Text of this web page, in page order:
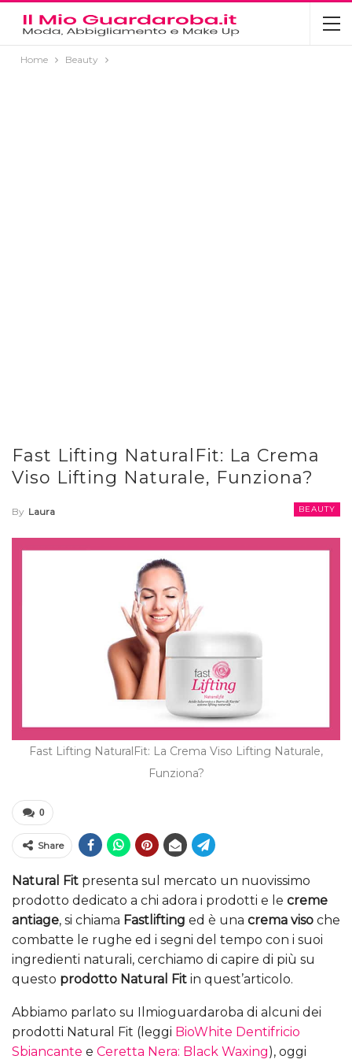
Home Beauty
Fast Lifting NaturalFit: La Crema
Viso Lifting Naturale, Funziona?
BEAUTY
By Laura
Fast Lifting NaturalFit: La Crema Viso Lifting Naturale,
Funziona?
0
Share
Natural Fit presenta sul mercato un nuovissimo
prodotto dedicato a chi adora i prodotti e le creme
antiage, si chiama Fastlifting ed è una crema viso che
combatte le rughe ed i segni del tempo con i suoi
ingredienti naturali, cerchiamo di capire di più su
questo prodotto Natural Fit in quest’articolo.
Abbiamo parlato su Ilmioguardaroba di alcuni dei
prodotti Natural Fit (leggi BioWhite Dentifricio
Sbiancante e Ceretta Nera: Black Waxing), oggi